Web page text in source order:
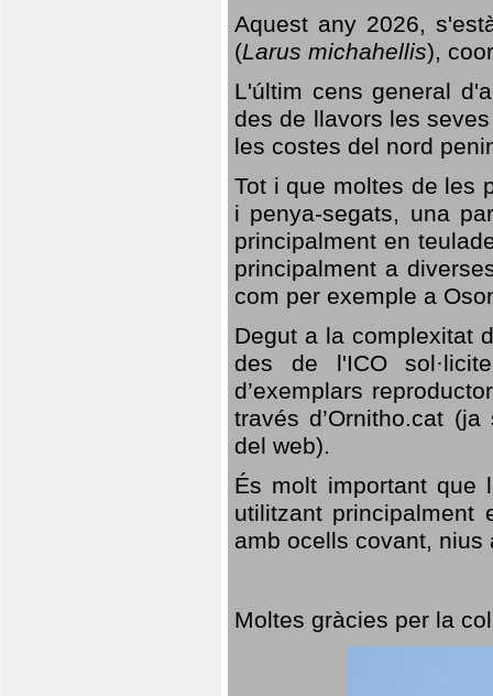
Aquest any 2026,
(Larus michahellis),
L'últim cens general
des de llavors les
les costes del nord
Tot i que moltes de les
i penya-segats, una
principalment en
principalment a
com per exemple a
Degut a la complexitat
des de l'ICO
d’exemplars
través d’Ornitho.cat
del web).
És molt important que
utilitzant
amb ocells covant,
Moltes gràcies per la